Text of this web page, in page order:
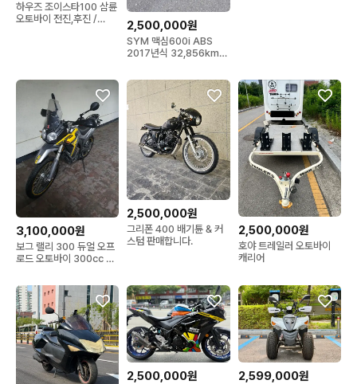
하우즈 조이스타100 삼륜
오토바이 전진,후진 /
2,500,000원
SYM 맥심600i ABS
2017년식 32,856km
3,100,000원
보그 랠리 300 듀얼 오프
로드 오토바이 300cc 팔
2,500,000원
그리폰 400 배기튠 & 커
스텀 판매합니다.
2,500,000원
호야 트레일러 오토바이
캐리어
2,500,000원 2,599,000원